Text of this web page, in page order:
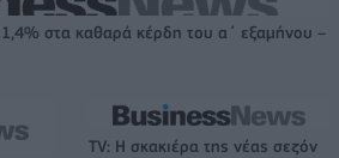
στα καθαρά κέρδη του α΄ εξαμήνου –
TV: Η σκακιέρα της νέας σεζόν